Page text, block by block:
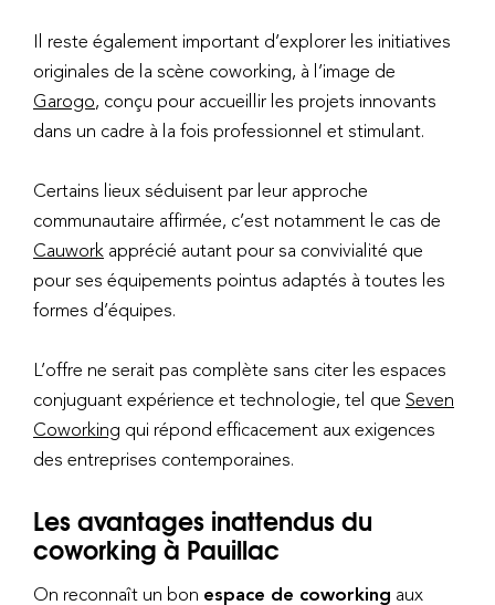
Il reste également important d’explorer les initiatives
originales de la scène coworking, à l’image de
Garogo, conçu pour accueillir les projets innovants
dans un cadre à la fois professionnel et stimulant.
Certains lieux séduisent par leur approche
communautaire affirmée, c’est notamment le cas de
Cauwork apprécié autant pour sa convivialité que
pour ses équipements pointus adaptés à toutes les
formes d’équipes.
L’offre ne serait pas complète sans citer les espaces
conjuguant expérience et technologie, tel que Seven
Coworking qui répond efficacement aux exigences
des entreprises contemporaines.
Les avantages inattendus du
coworking à Pauillac
On reconnaît un bon espace de coworking aux